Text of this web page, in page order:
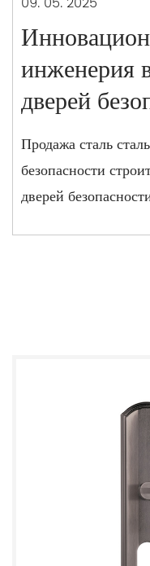
инженерия
дверей
Продажа сталь
безопасности
дверей